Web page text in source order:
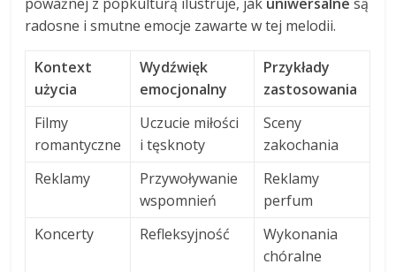
radosne i smutne emocje zawarte w tej melodii.
Kontext
użycia
Wydźwięk
emocjonalny
Przykłady
zastosowania
Filmy
romantyczne
Uczucie miłości
i tęsknoty
Sceny
zakochania
Reklamy
Przywoływanie
wspomnień
Reklamy
perfum
Koncerty
Refleksyjność
Wykonania
chóralne